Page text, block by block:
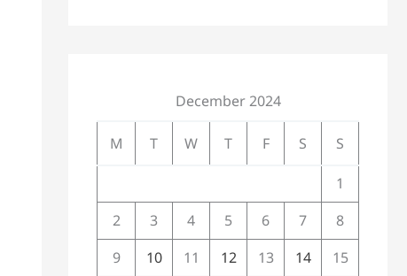
December 2024
M
T W T F S
S
1
2
3 4 5 6 7
8
9
10 11 12 13 14
15